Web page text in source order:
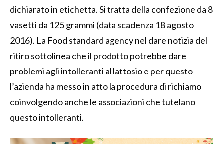
dichiarato in etichetta. Si tratta della confezione da 8
vasetti da 125 grammi (data scadenza 18 agosto
2016). La Food standard agency nel dare notizia del
ritiro sottolinea che il prodotto potrebbe dare
problemi agli intolleranti al lattosio e per questo
l’azienda ha messo in atto la procedura di richiamo
coinvolgendo anche le associazioni che tutelano
questo intolleranti.